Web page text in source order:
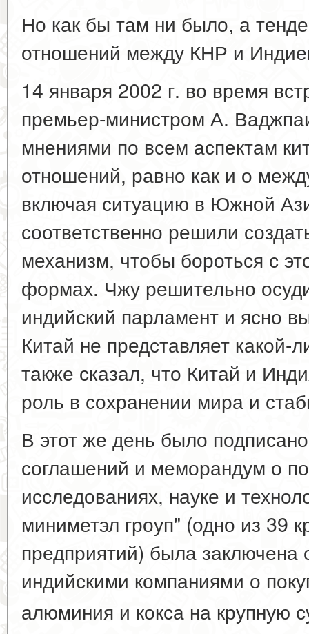
Но как бы там ни было, а
отношений между КНР и
14 января 2002 г. во время
премьер-министром А.
мнениями по всем аспектам
отношений, равно как и о
включая ситуацию в Южной
соответственно решили
механизм, чтобы бороться с
формах. Чжу решительно
индийский парламент и ясно
Китай не представляет
также сказал, что Китай и
роль в сохранении мира и
В этот же день было
соглашений и меморандум о
исследованиях, науке и
миниметэл гроуп" (одно из 39
предприятий) была заключена
индийскими компаниями о
алюминия и кокса на крупную